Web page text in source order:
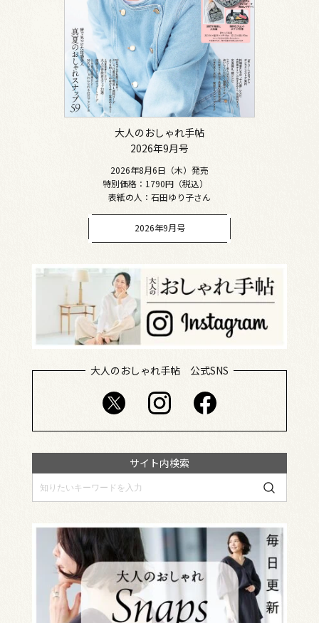
大人のおしゃれ手帖
2026年9月号
2026年8月6日（木）発売
特別価格：1790円（税込）
表紙の人：石田ゆり子さん
2026年9月号
大人のおしゃれ手帖 公式SNS
サイト内検索